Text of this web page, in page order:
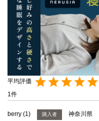
1
berry 1 購入者
神奈川県